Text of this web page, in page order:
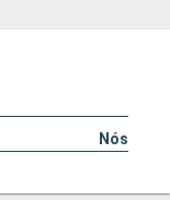
Nós